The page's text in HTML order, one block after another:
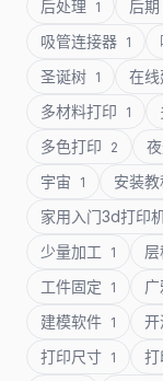
后处理 1 后期
吸管连接器 1
圣诞树 1 在
多材料打印 1
多色打印 2
宇宙 1 安装教
家用入门3d打印
少量加工 1
工件固定 1
建模软件 1 开
打印尺寸 1 打